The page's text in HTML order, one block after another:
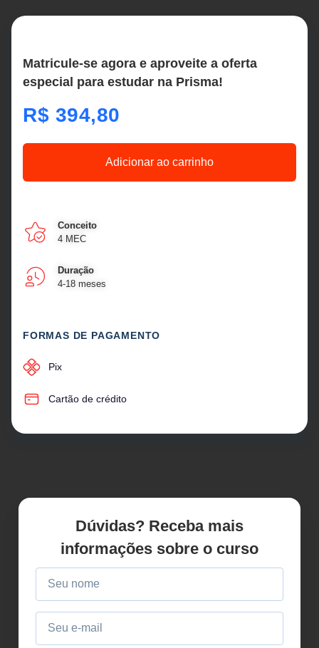
Matricule-se agora e aproveite a oferta
especial para estudar na Prisma!
R$ 394,80
Adicionar ao carrinho
Conceito
4 MEC
Duração
4-18 meses
FORMAS DE PAGAMENTO
Pix
Cartão de crédito
Dúvidas? Receba mais
informações sobre o curso